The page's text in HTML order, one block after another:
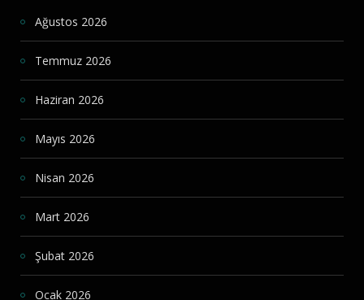
Ağustos 2026
Temmuz 2026
Haziran 2026
Mayıs 2026
Nisan 2026
Mart 2026
Şubat 2026
Ocak 2026